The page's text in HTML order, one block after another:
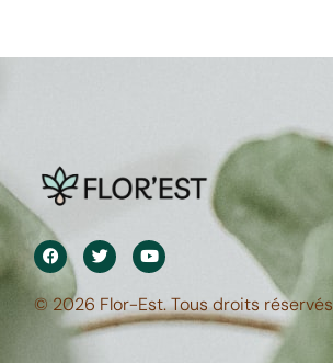
© 2026 Flor-Est. Tous droits réservés